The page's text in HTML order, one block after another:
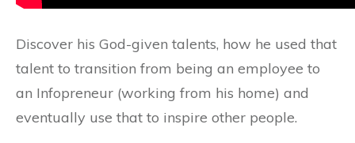
Discover his God-given talents, how he used that
talent to transition from being an employee to
an Infopreneur (working from his home) and
eventually use that to inspire other people.